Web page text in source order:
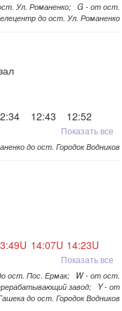
Ул. Романенко; G - от ост.
до ост. Ул. Романенко
12:43
12:52
Показать все
до ост. Городок Водников
14:07U 14:23U
Показать все
ост. Пос. Ермак; W - от ост.
завод; Y - от
до ост. Городок Водников